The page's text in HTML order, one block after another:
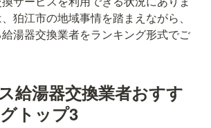
狛江市の地域事情を踏まえながら、
湯器交換業者をランキング形式でご
給湯器交換業者おすす
トップ3